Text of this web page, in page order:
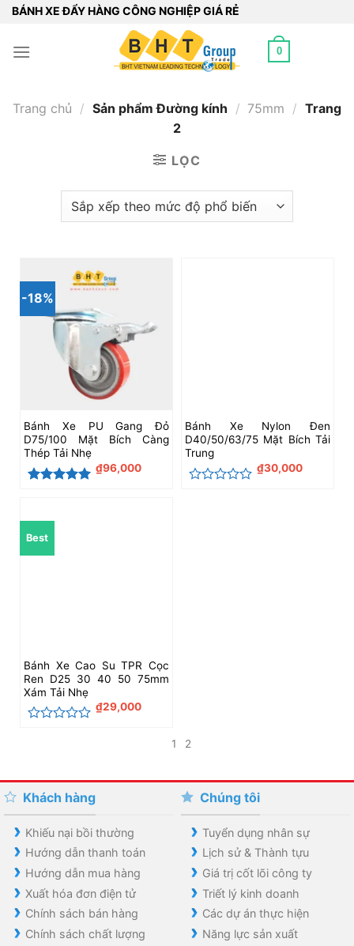
Bỏ
nội
BÁNH XE ĐẨY HÀNG CÔNG NGHIỆP GIÁ RẺ
0
Trang chủ / Sản phẩm Đường kính / 75mm / Trang
2
LỌC
-18%
Bánh Xe PU Gang Đỏ
D75/100 Mặt Bích Càng
Thép Tải Nhẹ
₫96,000
Bánh Xe Nylon Đen
D40/50/63/75 Mặt Bích Tải
Trung
₫30,000
Best
Bánh Xe Cao Su TPR Cọc
Ren D25 30 40 50 75mm
Xám Tải Nhẹ
5
sao
₫29,000
1 2
Khách hàng
Khiếu nại bồi thường
Hướng dẫn thanh toán
Hướng dẫn mua hàng
Xuất hóa đơn điện tử
Chính sách bán hàng
Chính sách chất lượng
Chúng tôi
Tuyển dụng nhân sự
Lịch sử & Thành tựu
Giá trị cốt lõi công ty
Triết lý kinh doanh
Các dự án thực hiện
Năng lực sản xuất